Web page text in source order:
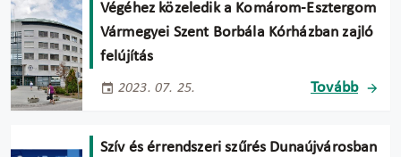
Végéhez közeledik a Komárom-Esztergom
Vármegyei Szent Borbála Kórházban zajló
felújítás
2023. 07. 25. Tovább
Szív és érrendszeri szűrés Dunaújvárosban